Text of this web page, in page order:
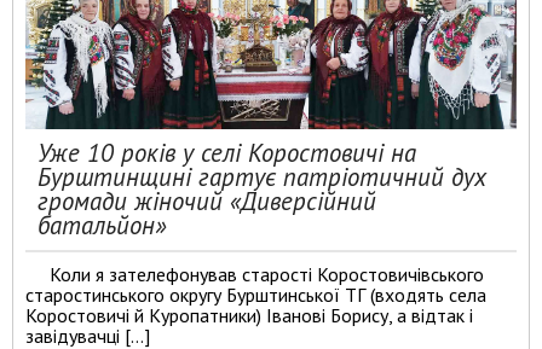
Уже 10 років у селі Коростовичі на
Бурштинщині гартує патріотичний дух
громади жіночий «Диверсійний
батальйон»
Коли я зателефонував старості Коростовичівського
старостинського округу Бурштинської ТГ (входять села
Коростовичі й Куропатники) Іванові Борису, а відтак і
завідувачці […]